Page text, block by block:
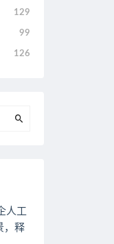
129
99
126
人工
，释